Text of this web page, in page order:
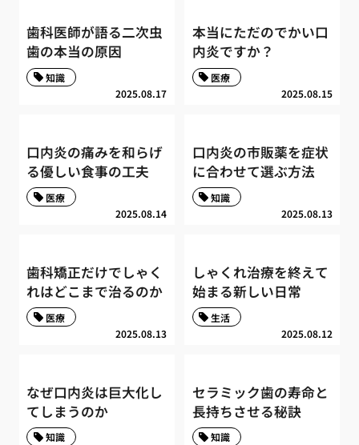
歯科医師が語る二次虫
歯の本当の原因
2025.08.17
知識
本当にただのでかい口
内炎ですか？
2025.08.15
医療
口内炎の痛みを和らげ
る優しい食事の工夫
2025.08.14
医療
口内炎の市販薬を症状
に合わせて選ぶ方法
2025.08.13
知識
歯科矯正だけでしゃく
れはどこまで治るのか
2025.08.13
医療
しゃくれ治療を終えて
始まる新しい日常
2025.08.12
生活
なぜ口内炎は巨大化し
てしまうのか
知識
セラミック歯の寿命と
長持ちさせる秘訣
知識